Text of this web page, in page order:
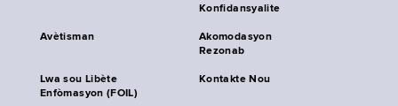
Konfidansyalite
Avètisman
Akomodasyon
Rezonab
Lwa sou Libète
Enfòmasyon (FOIL)
Kontakte Nou